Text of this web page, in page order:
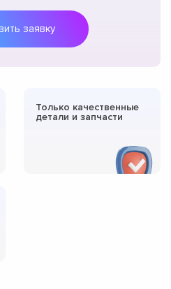
Оставить заявку
Только качественные
детали и запчасти